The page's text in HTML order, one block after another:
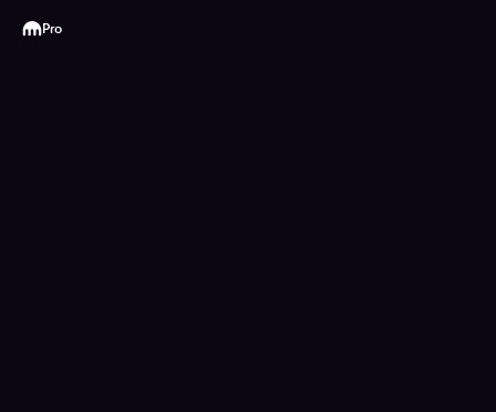
Kraken
Pro